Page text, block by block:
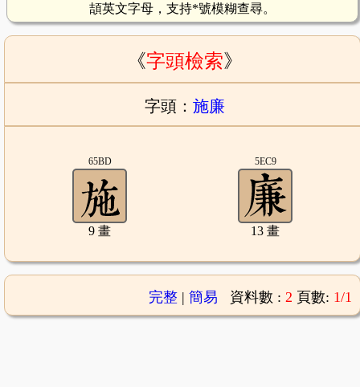
頡英文字母，支持*號模糊查尋。
《字頭檢索》
字頭： 施廉
65BD
9 畫
5EC9
13 畫
完整| 簡易 資料數 : 2 頁數: 1/1